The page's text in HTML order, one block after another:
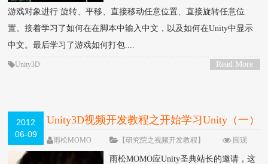
游戏对象进行 旋转、平移、直接移动任意位置、直接旋转任意位
置。接着学习了如何在在脚本中输入中文，以及如何在Unity中显示
中文。最后学习了游戏如何打包....
Read More
Unity3D
2012
06-09
Unity3D视频开发教程之开始学习Unity（一）
雨松MOMO 【研究院之视频开发教程】
围观
197773次
41 条评论
雨松MOMO应Unity圣典站长的邀请，这